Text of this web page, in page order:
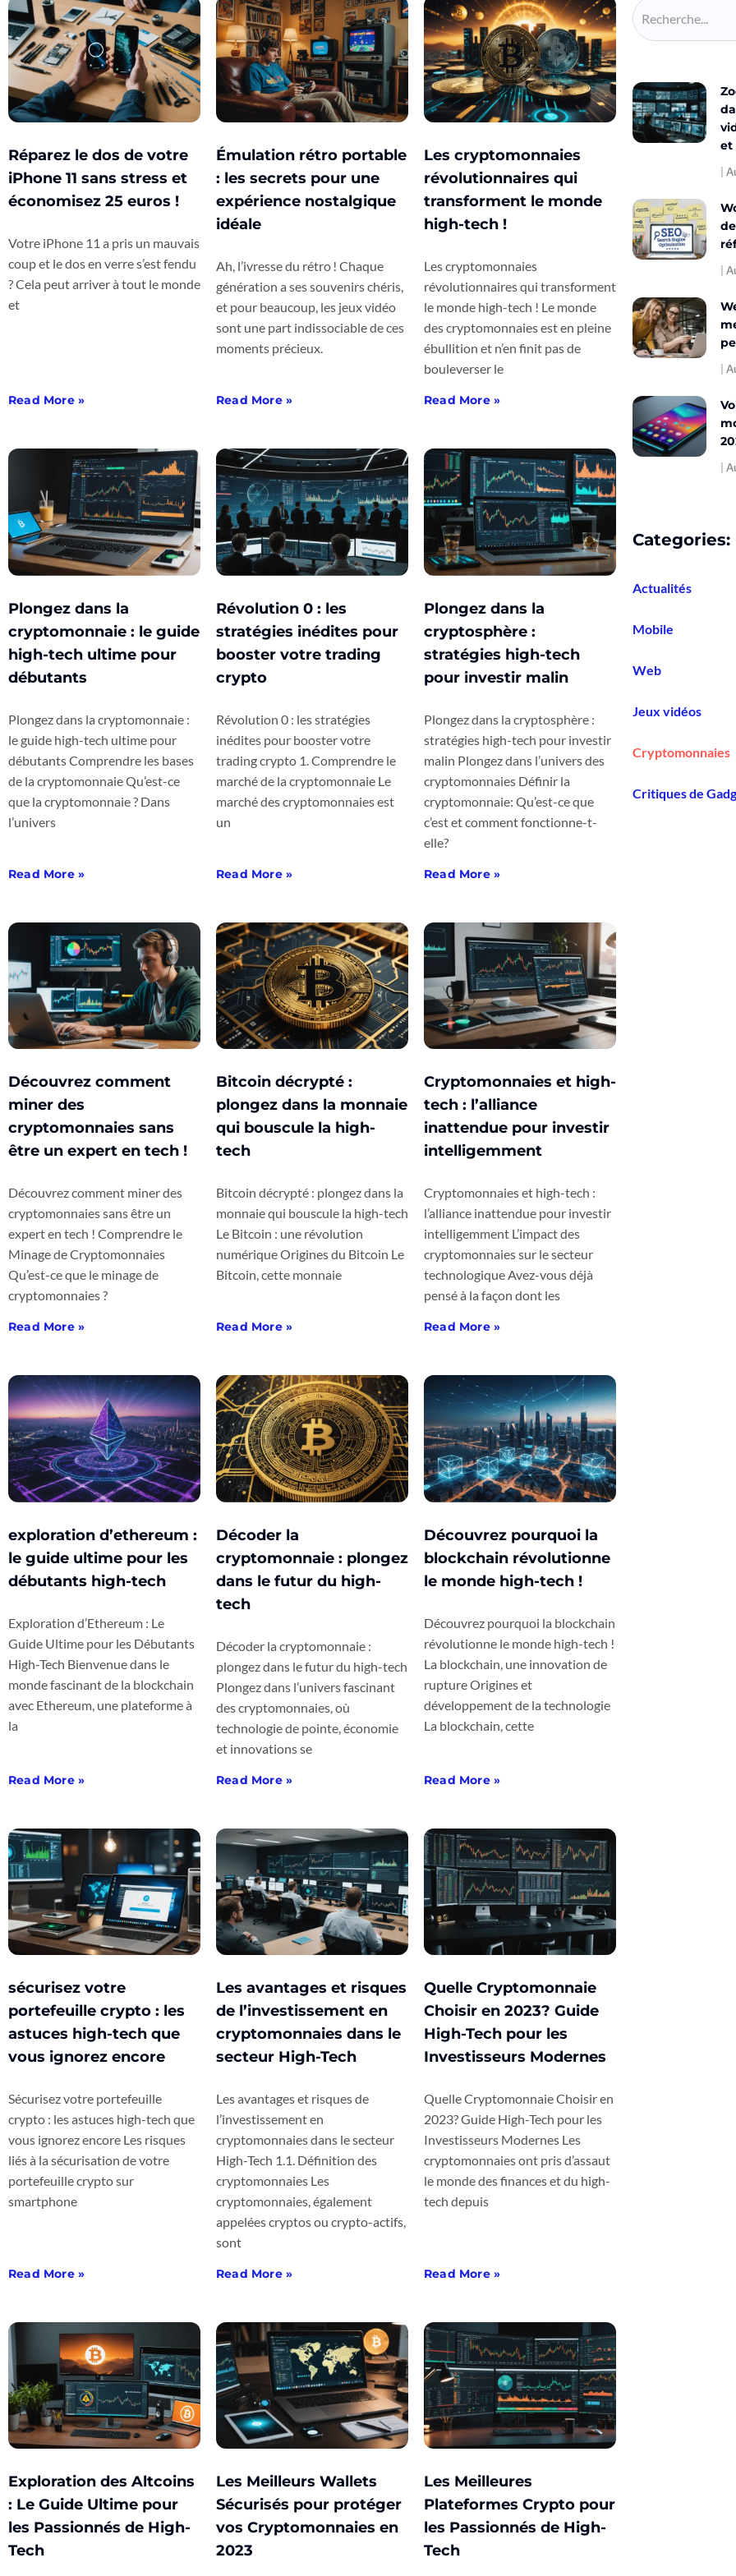
Réparez le dos de votre
iPhone 11 sans stress et
économisez 25 euros !
Votre iPhone 11 a pris un mauvais
coup et le dos en verre s’est fendu
? Cela peut arriver à tout le monde
et
Read More »
Émulation rétro portable
: les secrets pour une
expérience nostalgique
idéale
Ah, l’ivresse du rétro ! Chaque
génération a ses souvenirs chéris,
et pour beaucoup, les jeux vidéo
sont une part indissociable de ces
moments précieux.
Read More »
Les cryptomonnaies
révolutionnaires qui
transforment le monde
high-tech !
Les cryptomonnaies
révolutionnaires qui transforment
le monde high-tech ! Le monde
des cryptomonnaies est en pleine
ébullition et n’en finit pas de
bouleverser le
Read More »
Plongez dans la
cryptomonnaie : le guide
high-tech ultime pour
débutants
Plongez dans la cryptomonnaie :
le guide high-tech ultime pour
débutants Comprendre les bases
de la cryptomonnaie Qu’est-ce
que la cryptomonnaie ? Dans
l’univers
Read More »
Révolution 0 : les
stratégies inédites pour
booster votre trading
crypto
Révolution 0 : les stratégies
inédites pour booster votre
trading crypto 1. Comprendre le
marché de la cryptomonnaie Le
marché des cryptomonnaies est
un
Read More »
Plongez dans la
cryptosphère :
stratégies high-tech
pour investir malin
Plongez dans la cryptosphère :
stratégies high-tech pour investir
malin Plongez dans l’univers des
cryptomonnaies Définir la
cryptomonnaie: Qu’est-ce que
c’est et comment fonctionne-t-
elle?
Read More »
Découvrez comment
miner des
cryptomonnaies sans
être un expert en tech !
Découvrez comment miner des
cryptomonnaies sans être un
expert en tech ! Comprendre le
Minage de Cryptomonnaies
Qu’est-ce que le minage de
cryptomonnaies ?
Read More »
Bitcoin décrypté :
plongez dans la monnaie
qui bouscule la high-
tech
Bitcoin décrypté : plongez dans la
monnaie qui bouscule la high-tech
Le Bitcoin : une révolution
numérique Origines du Bitcoin Le
Bitcoin, cette monnaie
Read More »
Cryptomonnaies et high-
tech : l’alliance
inattendue pour investir
intelligemment
Cryptomonnaies et high-tech :
l’alliance inattendue pour investir
intelligemment L’impact des
cryptomonnaies sur le secteur
technologique Avez-vous déjà
pensé à la façon dont les
Read More »
exploration d’ethereum :
le guide ultime pour les
débutants high-tech
Exploration d’Ethereum : Le
Guide Ultime pour les Débutants
High-Tech Bienvenue dans le
monde fascinant de la blockchain
avec Ethereum, une plateforme à
la
Read More »
Décoder la
cryptomonnaie : plongez
dans le futur du high-
tech
Décoder la cryptomonnaie :
plongez dans le futur du high-tech
Plongez dans l’univers fascinant
des cryptomonnaies, où
technologie de pointe, économie
et innovations se
Read More »
Découvrez pourquoi la
blockchain révolutionne
le monde high-tech !
Découvrez pourquoi la blockchain
révolutionne le monde high-tech !
La blockchain, une innovation de
rupture Origines et
développement de la technologie
La blockchain, cette
Read More »
sécurisez votre
portefeuille crypto : les
astuces high-tech que
vous ignorez encore
Sécurisez votre portefeuille
crypto : les astuces high-tech que
vous ignorez encore Les risques
liés à la sécurisation de votre
portefeuille crypto sur
smartphone
Read More »
Les avantages et risques
de l’investissement en
cryptomonnaies dans le
secteur High-Tech
Les avantages et risques de
l’investissement en
cryptomonnaies dans le secteur
High-Tech 1.1. Définition des
cryptomonnaies Les
cryptomonnaies, également
appelées cryptos ou crypto-actifs,
sont
Read More »
Quelle Cryptomonnaie
Choisir en 2023? Guide
High-Tech pour les
Investisseurs Modernes
Quelle Cryptomonnaie Choisir en
2023? Guide High-Tech pour les
Investisseurs Modernes Les
cryptomonnaies ont pris d’assaut
le monde des finances et du high-
tech depuis
Read More »
Exploration des Altcoins
: Le Guide Ultime pour
les Passionnés de High-
Tech
Les Meilleurs Wallets
Sécurisés pour protéger
vos Cryptomonnaies en
2023
Les Meilleures
Plateformes Crypto pour
les Passionnés de High-
Tech
et
Categories:
Actualités
Mobile
Web
Jeux vidéos
Cryptomonnaies
Critiques de